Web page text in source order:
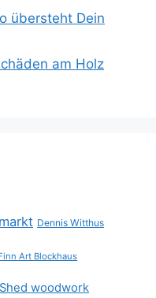
übersteht Dein
am Holz
Dennis Witthus
Art Blockhaus
woodwork